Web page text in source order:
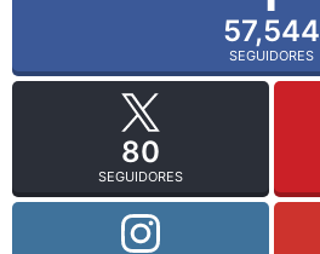
57,544
SEGUIDORES
80
SEGUIDORES